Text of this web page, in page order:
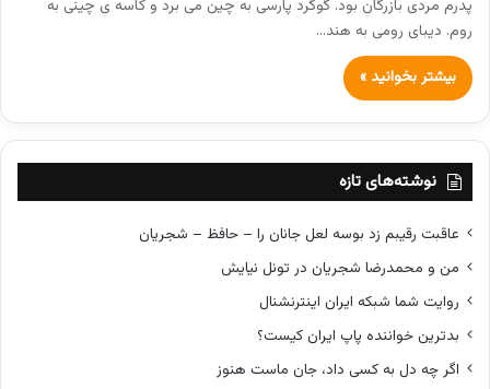
پدرم مردی بازرگان بود. گوگرد پارسی به چین می برد و کاسه ی چینی به
روم. دیبای رومی به هند…
بیشتر بخوانید »
نوشته‌های تازه
عاقبت رقیبم زد بوسه لعل جانان را – حافظ – شجریان
من و محمدرضا شجریان در تونل نیایش
روایت شما شبکه ایران اینترنشنال
بدترین خواننده پاپ ایران کیست؟
اگر چه دل به کسی داد، جان ماست هنوز